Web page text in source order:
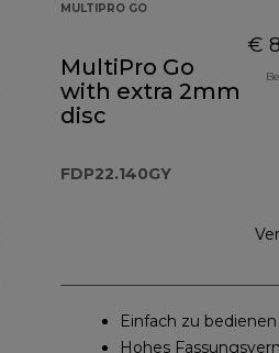
MULTIPRO GO
MultiPro Go
with extra 2mm
disc
FDP22.140GY
€
Einfach zu bedienen
Hohes